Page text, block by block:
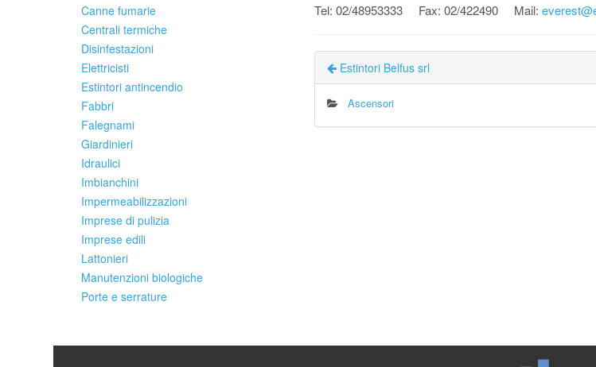
Canne fumarie
Centrali termiche
Disinfestazioni
Elettricisti
Estintori antincendio
Fabbri
Falegnami
Giardinieri
Idraulici
Imbianchini
Impermeabilizzazioni
Imprese di pulizia
Imprese edili
Lattonieri
Manutenzioni biologiche
Porte e serrature
Tel: 02/48953333 Fax: 02/422490 Mail:
Estintori Belfus srl
Ascensori